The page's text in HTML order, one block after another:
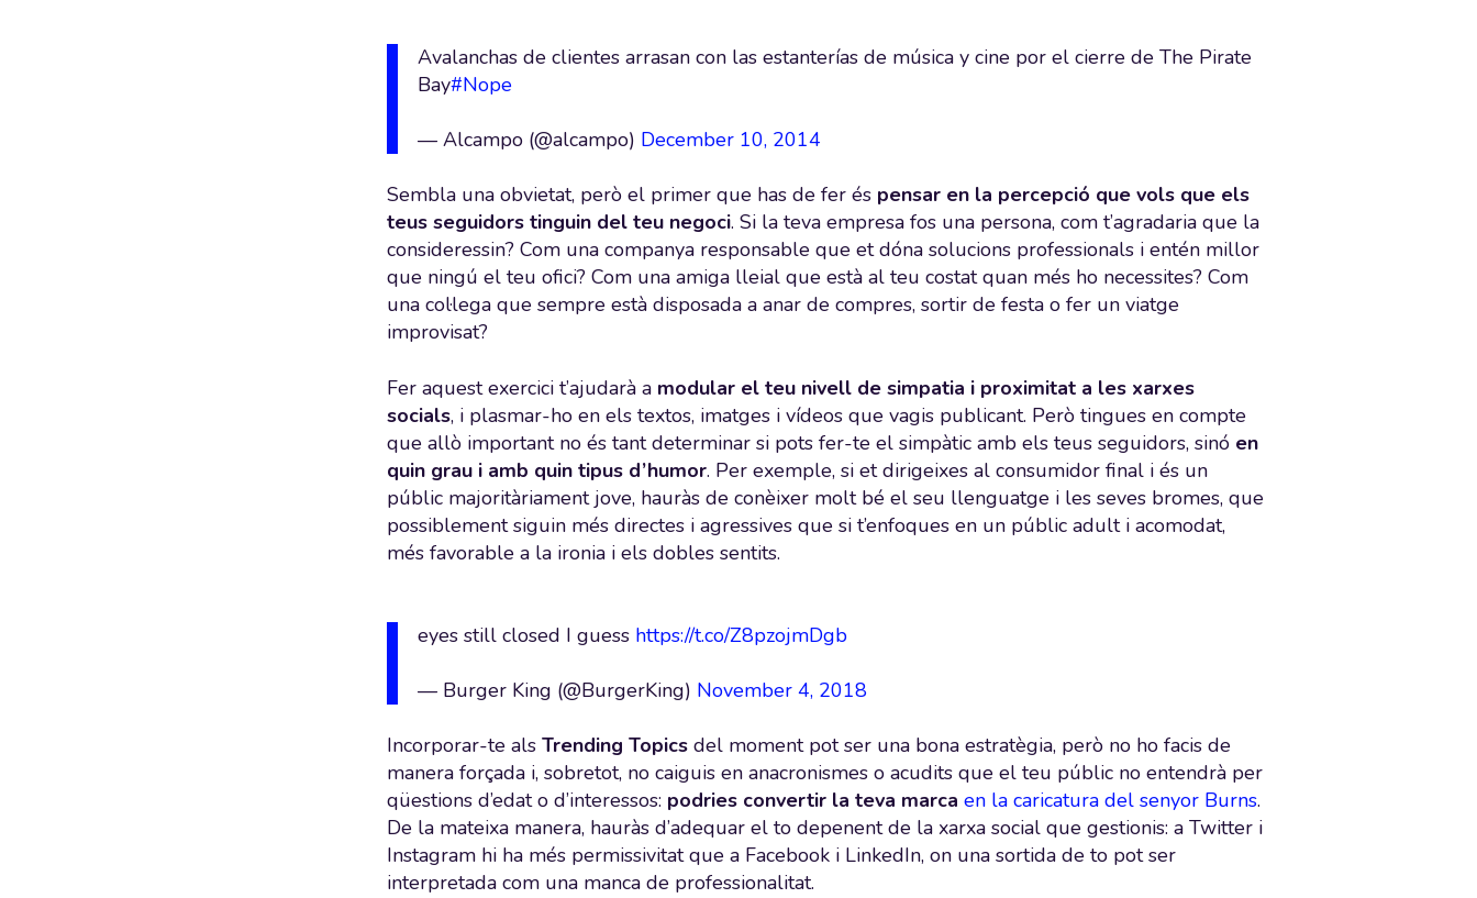
Avalanchas de clientes arrasan con las estanterías de música y cine por el cierre de The Pirate
Bay#Nope
— Alcampo (@alcampo) December 10, 2014
Sembla una obvietat, però el primer que has de fer és pensar en la percepció que vols que els
teus seguidors tinguin del teu negoci. Si la teva empresa fos una persona, com t’agradaria que la
consideressin? Com una companya responsable que et dóna solucions professionals i entén millor
que ningú el teu ofici? Com una amiga lleial que està al teu costat quan més ho necessites? Com
una col·lega que sempre està disposada a anar de compres, sortir de festa o fer un viatge
improvisat?
Fer aquest exercici t’ajudarà a modular el teu nivell de simpatia i proximitat a les xarxes
socials, i plasmar-ho en els textos, imatges i vídeos que vagis publicant. Però tingues en compte
que allò important no és tant determinar si pots fer-te el simpàtic amb els teus seguidors, sinó en
quin grau i amb quin tipus d’humor. Per exemple, si et dirigeixes al consumidor final i és un
públic majoritàriament jove, hauràs de conèixer molt bé el seu llenguatge i les seves bromes, que
possiblement siguin més directes i agressives que si t’enfoques en un públic adult i acomodat,
més favorable a la ironia i els dobles sentits.
eyes still closed I guess https://t.co/Z8pzojmDgb
— Burger King (@BurgerKing) November 4, 2018
Incorporar-te als Trending Topics del moment pot ser una bona estratègia, però no ho facis de
manera forçada i, sobretot, no caiguis en anacronismes o acudits que el teu públic no entendrà per
qüestions d’edat o d’interessos: podries convertir la teva marca en la caricatura del senyor Burns.
De la mateixa manera, hauràs d’adequar el to depenent de la xarxa social que gestionis: a Twitter i
Instagram hi ha més permissivitat que a Facebook i LinkedIn, on una sortida de to pot ser
interpretada com una manca de professionalitat.